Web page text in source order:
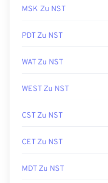
MSK Zu NST
PDT Zu NST
WAT Zu NST
WEST Zu NST
CST Zu NST
CET Zu NST
MDT Zu NST